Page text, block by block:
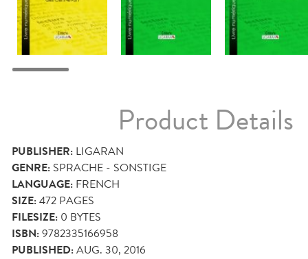
Product Details
PUBLISHER: LIGARAN
GENRE: SPRACHE - SONSTIGE
LANGUAGE: FRENCH
SIZE:472 PAGES
FILESIZE: 0 BYTES
ISBN:9782335166958
PUBLISHED:AUG. 30, 2016